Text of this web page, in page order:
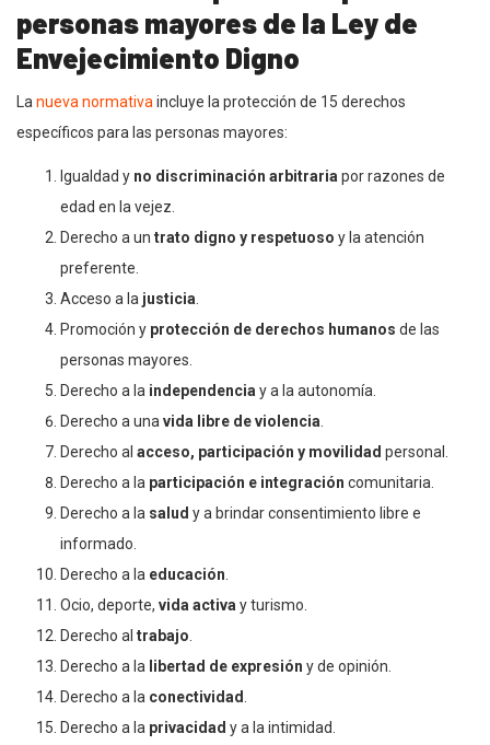
personas mayores de la Ley de
Envejecimiento Digno
La nueva normativa incluye la protección de 15 derechos
específicos para las personas mayores:
Igualdad y no discriminación arbitraria por razones de
edad en la vejez.
Derecho a un trato digno y respetuoso y la atención
preferente.
Acceso a la justicia
Promoción y protección de derechos humanos de las
personas mayores.
Derecho a la independencia y a la autonomía.
Derecho a una vida libre de violencia
Derecho al acceso, participación y movilidad personal.
Derecho a la participación e integración comunitaria.
Derecho a la salud y a brindar consentimiento libre e
informado.
Derecho a la educación
Ocio, deporte, vida activa y turismo.
Derecho al trabajo
Derecho a la libertad de expresión y de opinión.
Derecho a la conectividad
Derecho a la privacidad y a la intimidad.